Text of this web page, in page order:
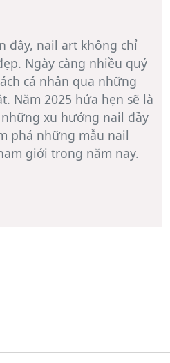
đây, nail art không chỉ
Ngày càng nhiều quý
cá nhân qua những
Năm 2025 hứa hẹn sẽ là
xu hướng nail đầy
phá những mẫu nail
giới trong năm nay.